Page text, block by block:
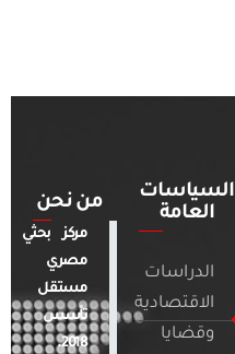
السياسات
العامة
الدراسات
الاقتصادية
وقضايا
من نحن
مركز بحثي
مصري
مستقل
تأسس
2018.